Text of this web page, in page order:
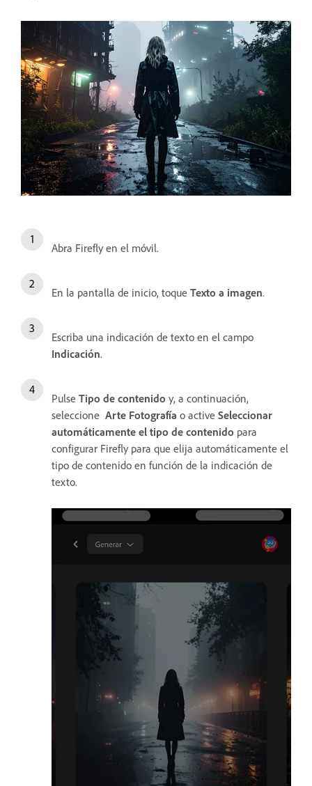
Abra Firefly en el móvil.
En la pantalla de inicio, toque Texto a imagen.
Escriba una indicación de texto en el campo
Indicación.
Pulse Tipo de contenido y, a continuación,
seleccione Arte Fotografía o active Seleccionar
automáticamente el tipo de contenido para
configurar Firefly para que elija automáticamente el
tipo de contenido en función de la indicación de
texto.